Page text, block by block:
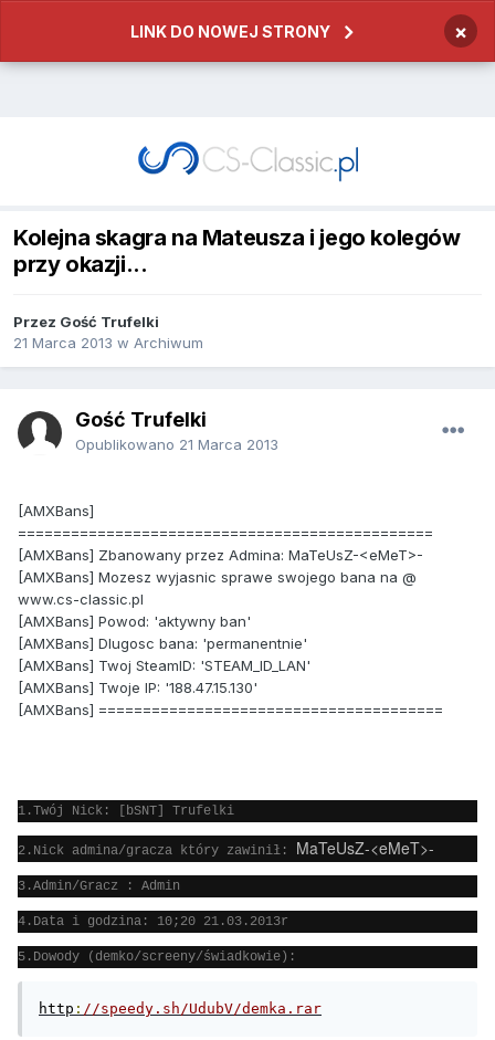
LINK DO NOWEJ STRONY ×
Kolejna skagra na Mateusza i jego kolegów
przy okazji...
Przez Gość Trufelki
21 Marca 2013 w Archiwum
Gość Trufelki
Opublikowano 21 Marca 2013
[AMXBans]
===============================================
[AMXBans] Zbanowany przez Admina: MaTeUsZ-<eMeT>-
[AMXBans] Mozesz wyjasnic sprawe swojego bana na @
www.cs-classic.pl
[AMXBans] Powod: 'aktywny ban'
[AMXBans] Dlugosc bana: 'permanentnie'
[AMXBans] Twoj SteamID: 'STEAM_ID_LAN'
[AMXBans] Twoje IP: '188.47.15.130'
[AMXBans] =======================================
1.Twój Nick: [bSNT] Trufelki
2.Nick admina/gracza który zawinił: MaTeUsZ-<eMeT>-
3.Admin/Gracz : Admin
4.Data i godzina: 10;20 21.03.2013r
5.Dowody (demko/screeny/świadkowie):
http : //speedy.sh/UdubV/demka.rar